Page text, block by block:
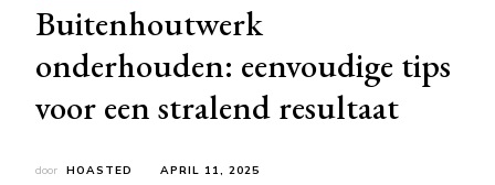
Buitenhoutwerk
onderhouden: eenvoudige tips
voor een stralend resultaat
door HOASTED APRIL 11, 2025